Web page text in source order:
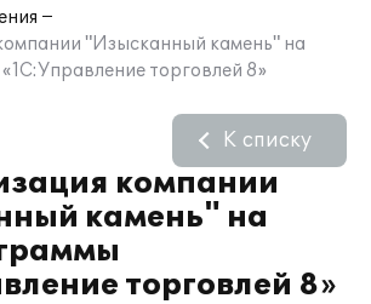
"Изысканный камень" на
торговлей 8»
компании
камень" на
торговлей 8»
К списку